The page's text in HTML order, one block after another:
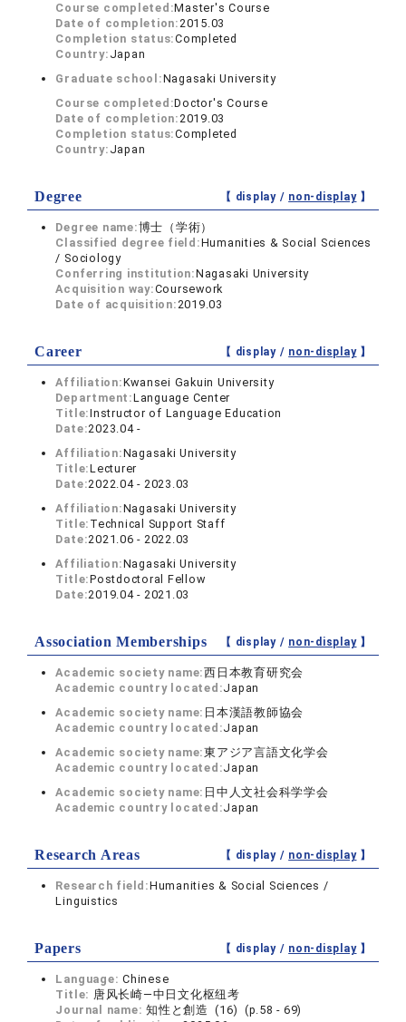
Course completed:Master's Course
Date of completion:2015.03
Completion status:Completed
Country: Japan
Graduate school:Nagasaki University
Course completed:Doctor's Course
Date of completion:2019.03
Completion status:Completed
Country: Japan
Degree 【 display / non-display】
Degree name:博士（学術）
Classified degree field:Humanities & Social Sciences
/ Sociology
Conferring institution:Nagasaki University
Acquisition way:Coursework
Date of acquisition:2019.03
Career 【 display / non-display】
Affiliation:Kwansei Gakuin University
Department:Language Center
Title:Instructor of Language Education
Date:2023.04 -
Affiliation:Nagasaki University
Title:Lecturer
Date:2022.04 - 2023.03
Affiliation:Nagasaki University
Title: Technical Support Staff
Date:2021.06 - 2022.03
Affiliation:Nagasaki University
Title:Postdoctoral Fellow
Date:2019.04 - 2021.03
Association Memberships 【 display / non-display】
Academic society name:西日本教育研究会
Academic country located:Japan
Academic society name: 日本漢語教師協会
Academic country located:Japan
Academic society name:東アジア言語文化学会
Academic country located:Japan
Academic society name: 日中人文社会科学学会
Academic country located:Japan
Research Areas 【 display / non-display】
Research field:Humanities & Social Sciences /
Linguistics
Papers 【 display / non-display】
Language:Chinese
Title: 唐风长崎―中日文化枢纽考
Journal name:知性と創造 (16) (p.58 - 69)